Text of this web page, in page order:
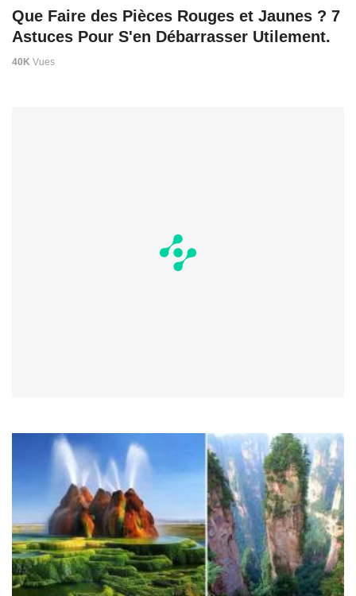
Que Faire des Pièces Rouges et Jaunes ? 7
Astuces Pour S'en Débarrasser Utilement.
40K Vues